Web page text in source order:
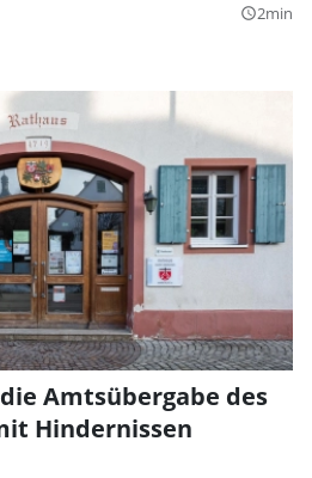
query_builder2min
Amtsübergabe des
Hindernissen